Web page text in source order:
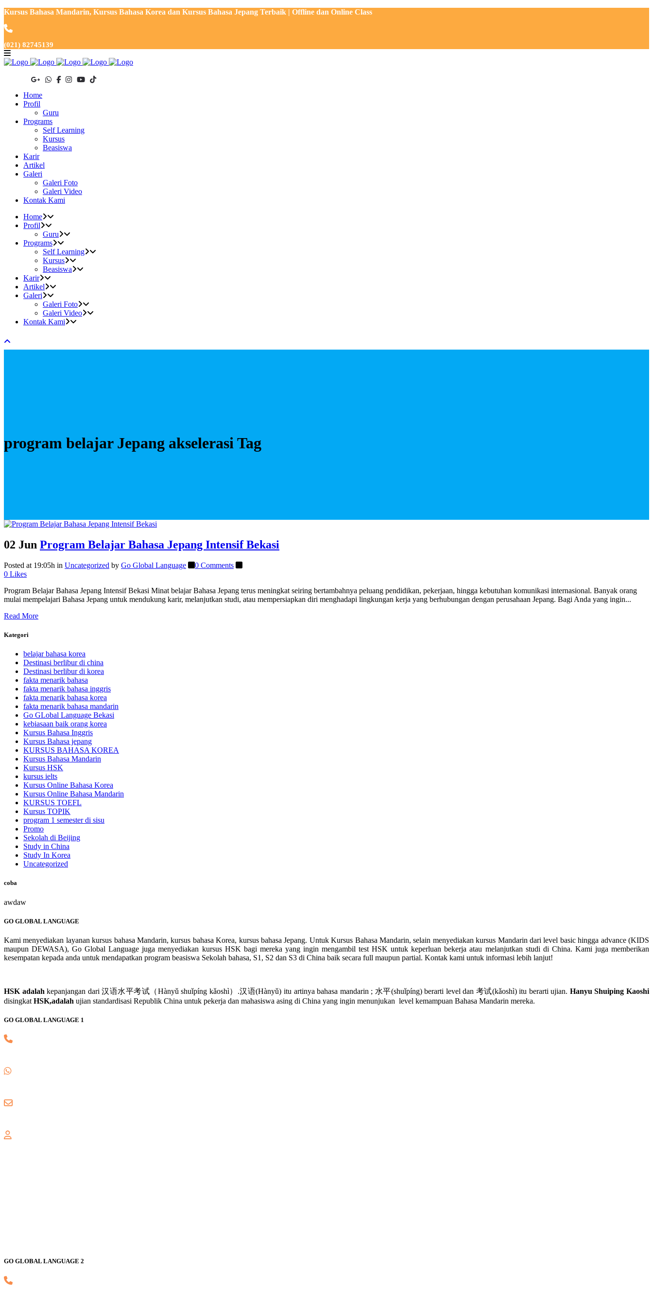
Kursus Bahasa Mandarin, Kursus Bahasa Korea dan Kursus Bahasa Jepang Terbaik | Offline dan Online Class
(021) 82745139
Home
Profil
Guru
Programs
Self Learning
Kursus
Beasiswa
Karir
Artikel
Galeri
Galeri Foto
Galeri Video
Kontak Kami
Home
Profil
Guru
Programs
Self Learning
Kursus
Beasiswa
Karir
Artikel
Galeri
Galeri Foto
Galeri Video
Kontak Kami
program belajar Jepang akselerasi Tag
02 Jun Program Belajar Bahasa Jepang Intensif Bekasi
Posted at 19:05h in Uncategorized by Go Global Language
0 Comments
0 Likes
Program Belajar Bahasa Jepang Intensif Bekasi Minat belajar Bahasa Jepang terus meningkat seiring bertambahnya peluang pendidikan, pekerjaan, hingga kebutuhan komunikasi internasional. Banyak orang
mulai mempelajari Bahasa Jepang untuk mendukung karir, melanjutkan studi, atau mempersiapkan diri menghadapi lingkungan kerja yang berhubungan dengan perusahaan Jepang. Bagi Anda yang ingin...
Read More
Kategori
belajar bahasa korea
Destinasi berlibur di china
Destinasi berlibur di korea
fakta menarik bahasa
fakta menarik bahasa inggris
fakta menarik bahasa korea
fakta menarik bahasa mandarin
Go GLobal Language Bekasi
kebiasaan baik orang korea
Kursus Bahasa Inggris
Kursus Bahasa jepang
KURSUS BAHASA KOREA
Kursus Bahasa Mandarin
Kursus HSK
kursus ielts
Kursus Online Bahasa Korea
Kursus Online Bahasa Mandarin
KURSUS TOEFL
Kursus TOPIK
program 1 semester di sisu
Promo
Sekolah di Beijing
Study in China
Study In Korea
Uncategorized
coba
awdaw
GO GLOBAL LANGUAGE
Kami menyediakan layanan kursus bahasa Mandarin, kursus bahasa Korea, kursus bahasa Jepang. Untuk Kursus Bahasa Mandarin, selain menyediakan kursus Mandarin dari level basic hingga advance (KIDS
maupun DEWASA), Go Global Language juga menyediakan kursus HSK bagi mereka yang ingin mengambil test HSK untuk keperluan bekerja atau melanjutkan studi di China. Kami juga memberikan
kesempatan kepada anda untuk mendapatkan program beasiswa Sekolah bahasa, S1, S2 dan S3 di China baik secara full maupun partial. Kontak kami untuk informasi lebih lanjut!
HSK adalah kepanjangan dari 汉语水平考试（Hànyǔ shuǐpíng kǎoshì）.汉语(Hànyǔ) itu artinya bahasa mandarin ; 水平(shuǐpíng) berarti level dan 考试(kǎoshì) itu berarti ujian. Hanyu Shuiping Kaoshi
disingkat HSK,adalah ujian standardisasi Republik China untuk pekerja dan mahasiswa asing di China yang ingin menunjukan level kemampuan Bahasa Mandarin mereka.
GO GLOBAL LANGUAGE 1
GO GLOBAL LANGUAGE 2